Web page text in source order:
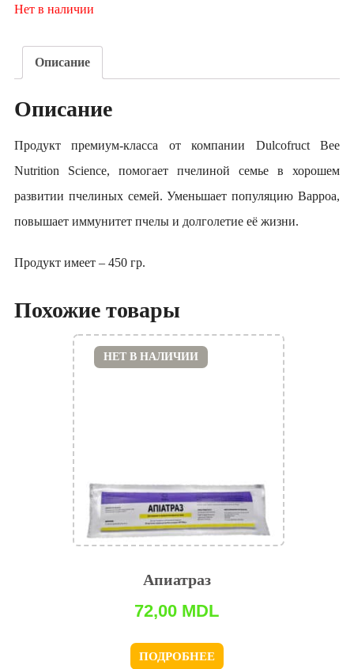
Нет в наличии
Описание
Описание
Продукт премиум-класса от компании Dulcofruct Bee
Nutrition Science, помогает пчелиной семье в хорошем
развитии пчелиных семей. Уменьшает популяцию Варроа,
повышает иммунитет пчелы и долголетие её жизни.
Продукт имеет – 450 гр.
Похожие товары
Апиатраз
72,00 MDL
ПОДРОБНЕЕ
НЕТ В НАЛИЧИИ